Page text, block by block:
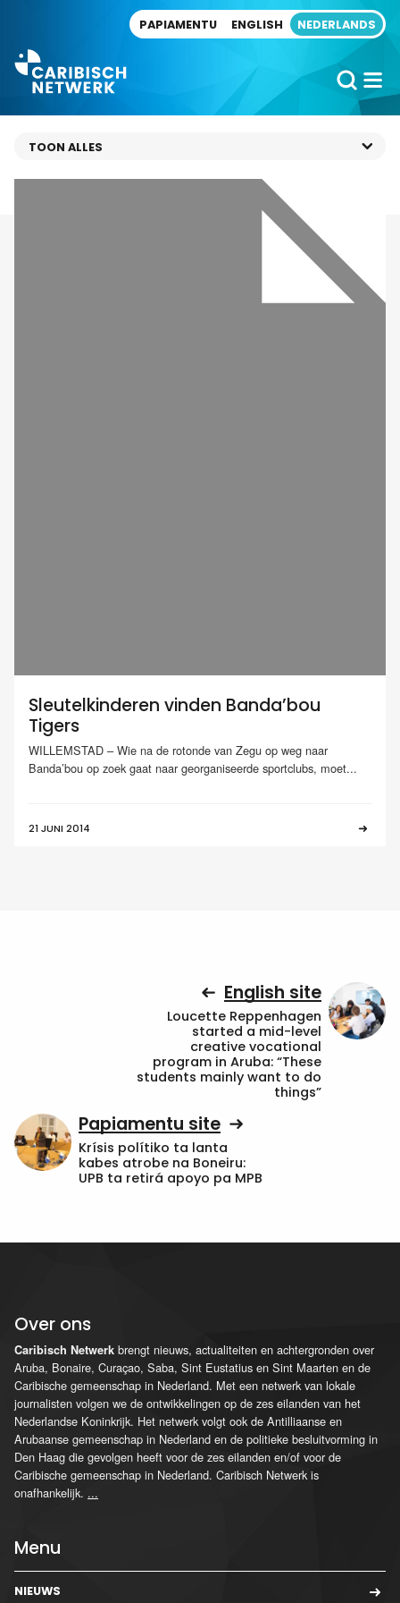
PAPIAMENTU ENGLISH NEDERLANDS
Sleutelkinderen vinden Banda’bou
Tigers
WILLEMSTAD – Wie na de rotonde van Zegu op weg naar
Banda’bou op zoek gaat naar georganiseerde sportclubs, moet...
21 JUNI 2014
English site
Loucette Reppenhagen
started a mid-level
creative vocational
program in Aruba: “These
students mainly want to do
things”
Papiamentu site
Krísis polítiko ta lanta
kabes atrobe na Boneiru:
UPB ta retirá apoyo pa MPB
Over ons
Caribisch Netwerk brengt nieuws, actualiteiten en achtergronden over
Aruba, Bonaire, Curaçao, Saba, Sint Eustatius en Sint Maarten en de
Caribische gemeenschap in Nederland. Met een netwerk van lokale
journalisten volgen we de ontwikkelingen op de zes eilanden van het
Nederlandse Koninkrijk. Het netwerk volgt ook de Antilliaanse en
Arubaanse gemeenschap in Nederland en de politieke besluitvorming in
Den Haag die gevolgen heeft voor de zes eilanden en/of voor de
Caribische gemeenschap in Nederland. Caribisch Netwerk is
onafhankelijk. ...
Menu
NIEUWS